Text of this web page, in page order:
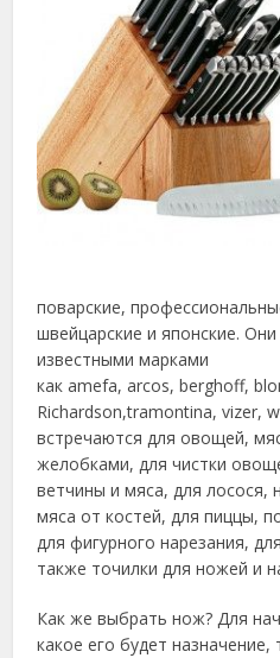
поварские,
швейцарские и японские.
известными марками
как amefa, arcos, berghoff,
Richardson,tramontina, vizer,
встречаются для овощей,
желобками, для чистки
ветчины и мяса, для лосося,
мяса от костей, для пиццы,
для фигурного нарезания,
также точилки для ножей и
Как же выбрать нож? Для
какое его будет